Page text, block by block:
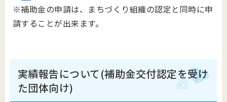
※補助金の申請は、まちづくり組織の認定と同時に申
請することが出来ます。
実績報告について(補助金交付認定を受け
た団体向け)